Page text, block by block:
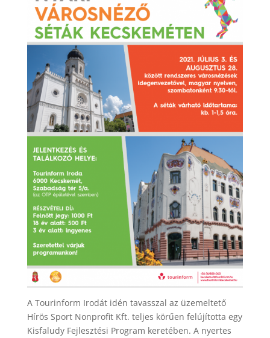
A Tourinform Irodát idén tavasszal az üzemeltető
Hírös Sport Nonprofit Kft. teljes körűen felújította egy
Kisfaludy Fejlesztési Program keretében. A nyertes